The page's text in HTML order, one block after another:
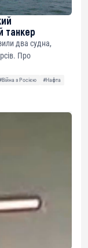
танкер
два судна,
Про
з Росією
#Нафта